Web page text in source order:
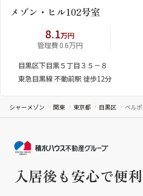
メゾン・ヒル102号室
8.1万円
管理費 0.6万円
目黒区下目黒５丁目３５－８
東急目黒線 不動前駅 徒歩12分
シャーメゾン 関東 東京都 目黒区 ベル
入居後も安心で便